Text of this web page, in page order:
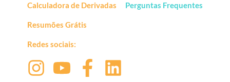
Calculadora de Derivadas
Resumões Grátis
Redes sociais:
Perguntas Frequentes